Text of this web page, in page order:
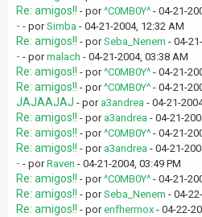
Re: amigos!! - por^C0MB0Y^ - 04-21-
- - porSimba - 04-21-2004, 12:32 AM
Re: amigos!! - porSeba_Nenem - 04-
- - pormalach - 04-21-2004, 03:38 AM
Re: amigos!! - por^C0MB0Y^ - 04-21-
Re: amigos!! - por^C0MB0Y^ - 04-21-
JAJAAJAJ - por a3andrea - 04-21-
Re: amigos!! - por a3andrea - 04-21-
Re: amigos!! - por^C0MB0Y^ - 04-21-
Re: amigos!! - por a3andrea - 04-21-
- - porRaven - 04-21-2004, 03:49 PM
Re: amigos!! - por^C0MB0Y^ - 04-21-
Re: amigos!! - porSeba_Nenem - 04-
Re: amigos!! - porenfhermox - 04-22-